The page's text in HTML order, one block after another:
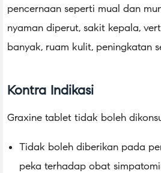
pencernaan seperti mual dan
nyaman diperut, sakit kepala,
banyak, ruam kulit, peningkatan
Kontra Indikasi
Graxine tablet tidak boleh
Tidak boleh diberikan pada
peka terhadap obat